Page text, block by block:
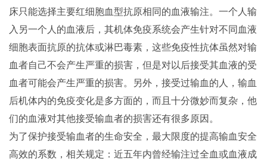
床只能选择主要红细胞血型抗原相同的血液输注。一个人输
入另一个人的血液后，其机体免疫系统会产生针对不同血液
细胞表面抗原的抗体或淋巴毒素，这些免疫性抗体虽然对输
血者自己不会产生严重的损害，但是对以后接受其血液的受
血者可能会产生严重的损害。另外，接受过输血的人，输血
后机体内的免疫变化是多方面的，而且十分微妙而复杂，他
们的血液对其他接受输血者的损害还有很多原因。
为了保护接受输血者的生命安全，最大限度的提高输血安全
高效的系数，相关规定：近五年内曾经输注过全血或血液成